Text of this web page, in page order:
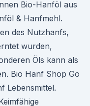
Bio-Hanföl aus
& Hanfmehl.
des Nutzhanfs,
wurden,
Öls kann als
Bio Hanf Shop Go
Lebensmittel.